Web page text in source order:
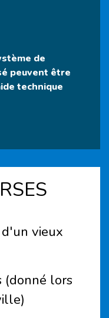
de
peuvent être
technique
vieux
(donné lors